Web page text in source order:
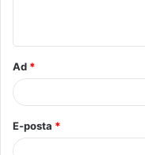
Ad *
E-posta *